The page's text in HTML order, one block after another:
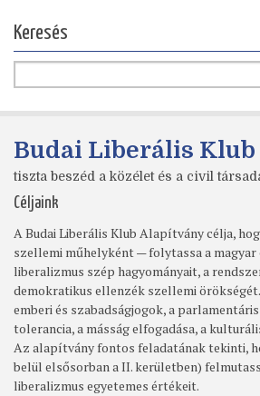
Keresés
Budai Liberális Klub
tiszta beszéd a közélet és a civil
Céljaink
A Budai Liberális Klub Alapítvány célja,
szellemi műhelyként — folytassa a magyar
liberalizmus szép hagyományait, a
demokratikus ellenzék szellemi
emberi és szabadságjogok, a
tolerancia, a másság elfogadása, a
Az alapítvány fontos feladatának tekinti,
belül elsősorban a II. kerületben)
liberalizmus egyetemes értékeit.